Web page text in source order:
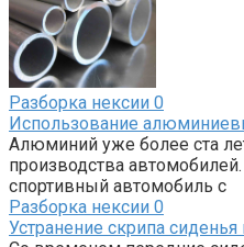
Разборка нексии 0
Использование
Алюминий уже более ста
производства
спортивный автомобиль с
Разборка нексии 0
Устранение скрипа сиденья